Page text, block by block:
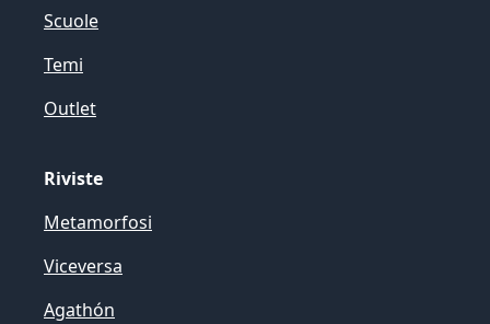
Scuole
Temi
Outlet
Riviste
Metamorfosi
Viceversa
Agathón